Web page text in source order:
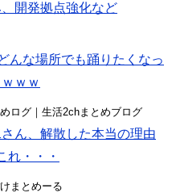
開発拠点強化など
んな場所でも踊りたくなっ
ｗｗ
ログ｜生活2chまとめブログ
ん、解散した本当の理由
れ・・・
まとめーる